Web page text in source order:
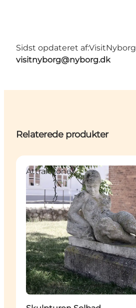
Sidst opdateret af:VisitNyborg
visitnyborg@nyborg.dk
Relaterede produkter
Attraktioner